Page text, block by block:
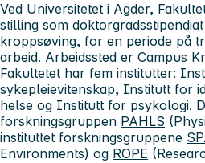
Ved Universitetet i Agder,
stilling som
kroppsøving, for en periode på
arbeid. Arbeidssted er Campus
Fakultetet har fem institutter:
sykepleievitenskap, Institutt for
helse og Institutt for psykologi.
forskningsgruppen PAHLS
instituttet forskningsgruppene
Environments) og ROPE